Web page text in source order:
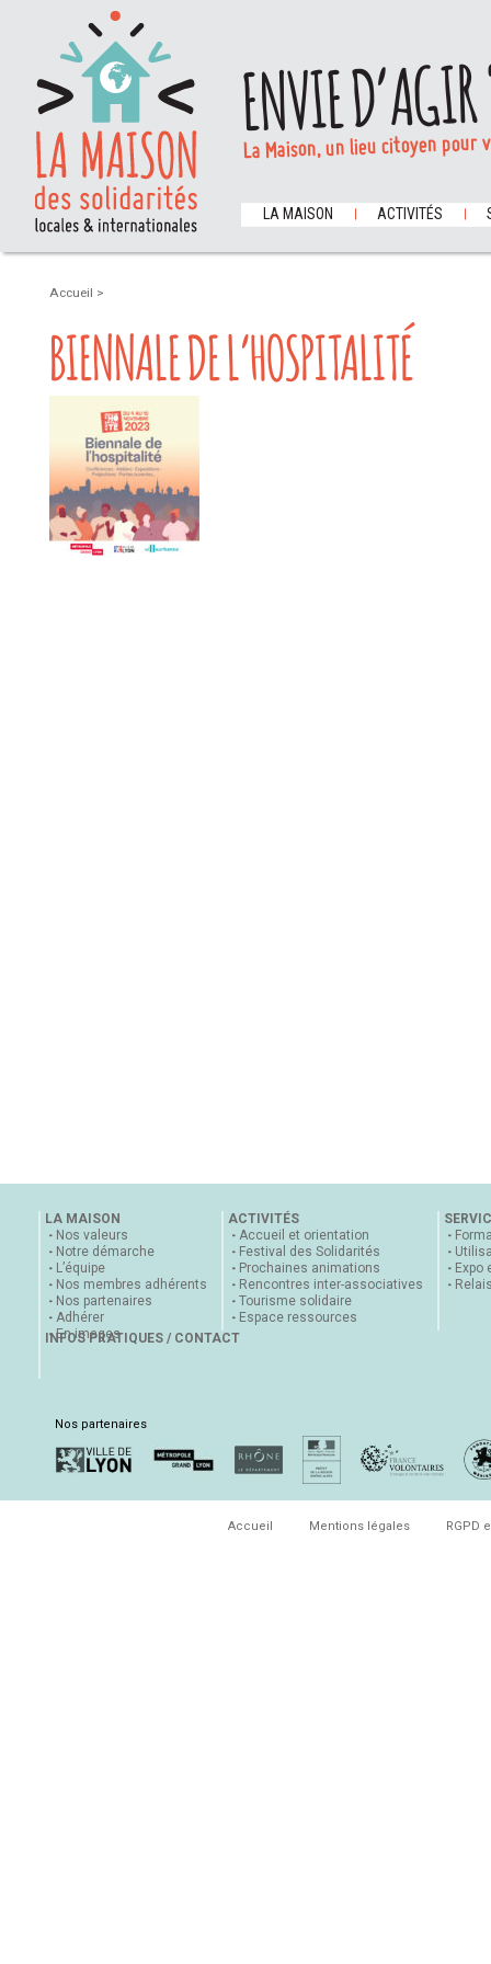
ENVIE
La Maison, un lieu citoyen
LA MAISON ACTIVITÉS
Accueil >
BIENNALE DE L’HOSPITALITÉ
LA MAISON
Nos valeurs
Notre démarche
L’équipe
Nos membres adhérents
Nos partenaires
Adhérer
En images
ACTIVITÉS
Accueil et orientation
Festival des Solidarités
Prochaines animations
Rencontres inter-associatives
Tourisme solidaire
Espace ressources
Expo
INFOS PRATIQUES / CONTACT
Nos partenaires
Accueil Mentions légales RGPD